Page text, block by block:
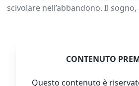
scivolare nell’abbandono. Il
CONTENUTO
Questo contenuto è